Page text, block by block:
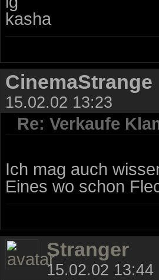
kasha
CinemaStrange
15.02.02 13:23
Re: Verkaufe
Ich mag auch
Eines wo schon
Stranger
15.02.02 13:44